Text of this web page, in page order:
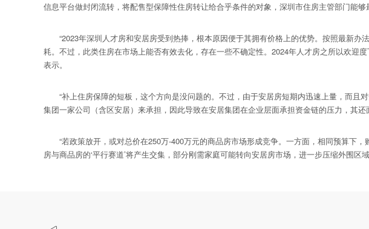
信息平台做封闭流转，将配售型保障性住房转让给合乎条件的对象，深圳市住房主管部门能够
“2023年深圳人才房和安居房受到热捧，根本原因便于其拥有价格上的优势。按照最新办
耗。不过，此类住房在市场上能否有效去化，存在一些不确定性。2024年人才房之所以欢迎
表示。
“补上住房保障的短板，这个方向是没问题的。不过，由于安居房短期内迅速上量，而且
集团一家公司（含区安居）来承担，因此导致在安居集团在企业层面承担资金链的压力，其
“若政策放开，或对总价在250万-400万元的商品房市场形成竞争。一方面，相同预算下
房与商品房的‘平行赛道’将产生交集，部分刚需家庭可能转向安居房市场，进一步压缩外围